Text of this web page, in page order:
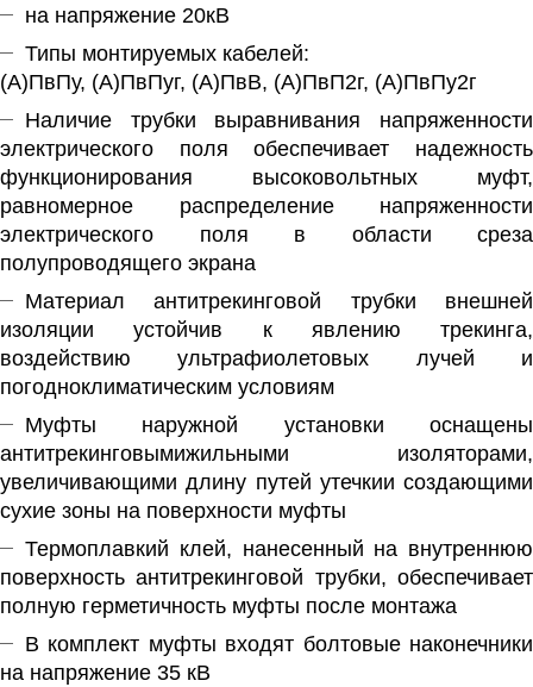
на напряжение 20кВ
Типы монтируемых кабелей:
(А)ПвПу, (А)ПвПуг, (А)ПвВ, (А)ПвП2г, (А)ПвПу2г
Наличие трубки выравнивания напряженности
электрического поля обеспечивает надежность
функционирования высоковольтных муфт,
равномерное распределение напряженности
электрического поля в области среза
полупроводящего экрана
Материал антитрекинговой трубки внешней
изоляции устойчив к явлению трекинга,
воздействию ультрафиолетовых лучей и
погодноклиматическим условиям
Муфты наружной установки оснащены
антитрекинговымижильными изоляторами,
увеличивающими длину путей утечкии создающими
сухие зоны на поверхности муфты
Термоплавкий клей, нанесенный на внутреннюю
поверхность антитрекинговой трубки, обеспечивает
полную герметичность муфты после монтажа
В комплект муфты входят болтовые наконечники
на напряжение 35 кВ